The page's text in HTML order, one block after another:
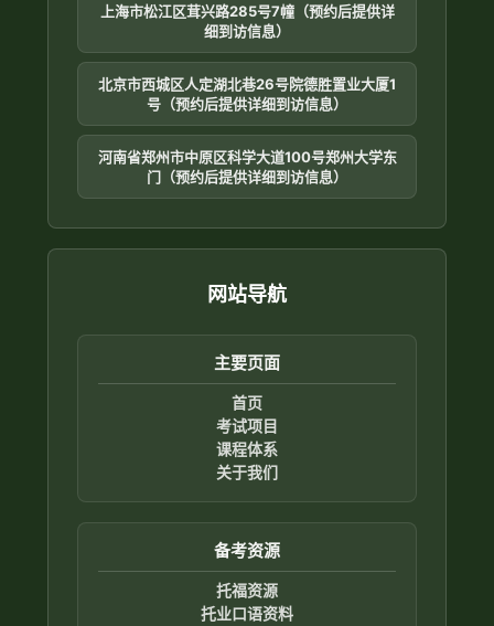
上海市松江区茸兴路285号7幢（预约后提供详
细到访信息）
北京市西城区人定湖北巷26号院德胜置业大厦1
号（预约后提供详细到访信息）
河南省郑州市中原区科学大道100号郑州大学东
门（预约后提供详细到访信息）
网站导航
主要页面
首页
考试项目
课程体系
关于我们
备考资源
托福资源
托业口语资料